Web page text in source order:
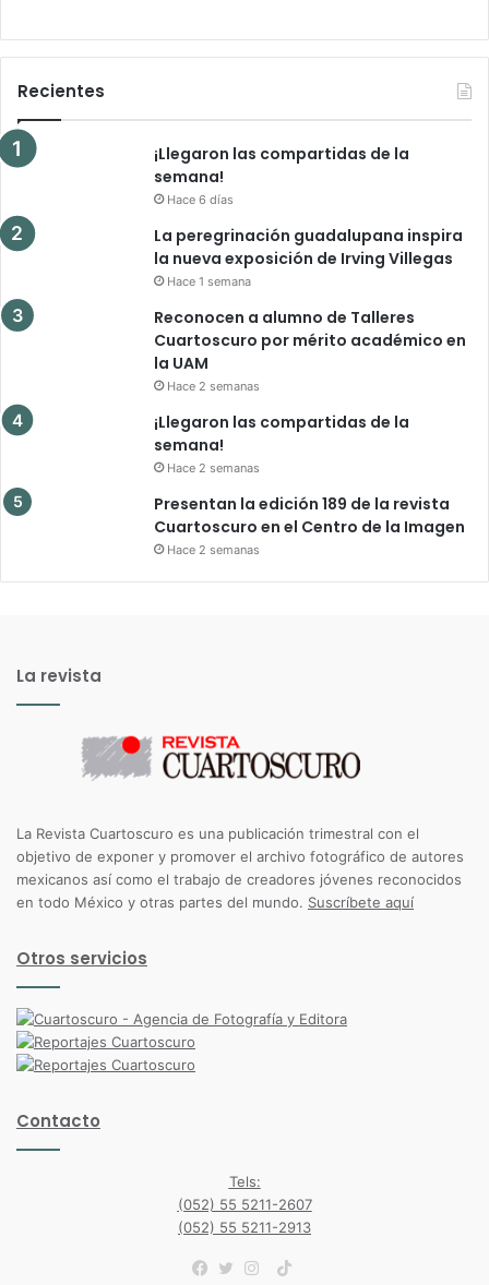
Recientes
¡Llegaron las compartidas de la
semana!
Hace 6 días
La peregrinación guadalupana inspira
la nueva exposición de Irving Villegas
Hace 1 semana
Reconocen a alumno de Talleres
Cuartoscuro por mérito académico en
la UAM
Hace 2 semanas
¡Llegaron las compartidas de la
semana!
Hace 2 semanas
Presentan la edición 189 de la revista
Cuartoscuro en el Centro de la Imagen
Hace 2 semanas
La revista
La Revista Cuartoscuro es una publicación trimestral con el
objetivo de exponer y promover el archivo fotográfico de autores
mexicanos así como el trabajo de creadores jóvenes reconocidos
en todo México y otras partes del mundo. Suscríbete aquí
Otros servicios
Contacto
Tels:
(052) 55 5211-2607
(052) 55 5211-2913
TikTok